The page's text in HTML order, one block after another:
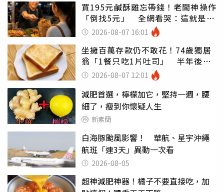
買195元鹹酥雞忘帶錢！老闆神操作
「倒找5元」 全網看哭：這就是台
灣 2026-08-07 16:01
坐擁百萬存款仍不敢花！74歲獨居
翁「1餐只吃1片吐司」 半年後暴
瘦嚇壞女兒
2026-08-07 12:01
減肥首選，檸檬加它，堅持一週，腰
細了，瘦到你懷疑人生
新素簡
白海豚颱風影響！ 華航、星宇沖繩
航班「連3天」異動一次看
2026-08-05
超神減肥神器！橘子不要直接吃，加